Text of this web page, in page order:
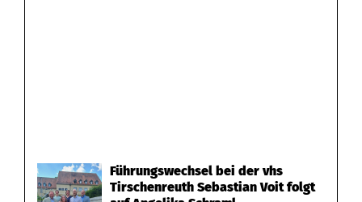
Führungswechsel bei der vhs
Tirschenreuth Sebastian Voit folgt